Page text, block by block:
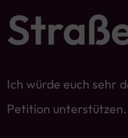
Ich würde euch sehr
Petition unterstützen.